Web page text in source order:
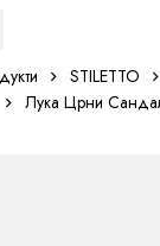
STILETTO
Лука Црни